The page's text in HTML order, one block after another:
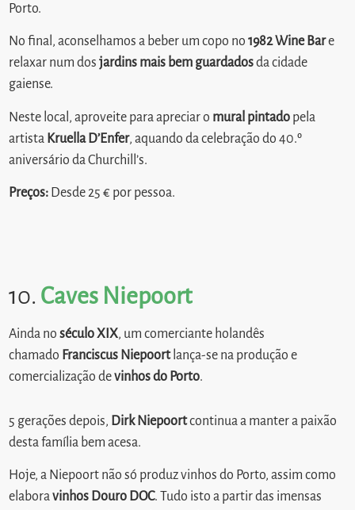
Porto.
No final, aconselhamos a beber um copo no1982 Wine Bare
relaxar num dosjardins mais bem guardadosda cidade
gaiense.
Neste local, aproveite para apreciar o mural pintado pela
artista Kruella D’Enfer, aquando da celebração do 40.º
aniversário da Churchill’s.
Preços: Desde 25 € por pessoa.
10. Caves Niepoort
Ainda noséculo XIX, um comerciante holandês
chamado Franciscus Niepoortlança-se na produção e
comercialização devinhos do Porto.
5 gerações depois, Dirk Niepoortcontinua a manter a paixão
desta família bem acesa.
Hoje, a Niepoort não só produz vinhos do Porto, assim como
elaboravinhos Douro DOC. Tudo isto a partir das imensas